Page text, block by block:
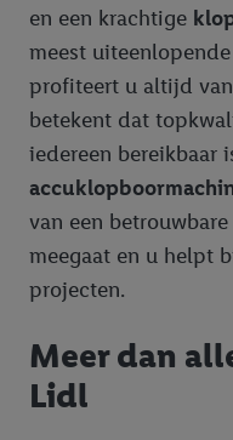
en een krachtige
meest
profiteert u altijd
betekent dat
iedereen bereikbaar
van een
meegaat en u helpt
projecten.
Meer dan
Lidl